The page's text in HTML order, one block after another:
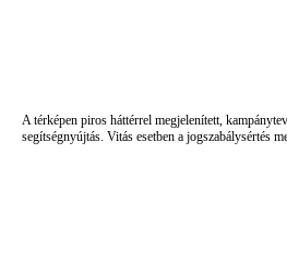
A térképen piros háttérrel megjelenített,
segítségnyújtás. Vitás esetben a jogszabálysértés